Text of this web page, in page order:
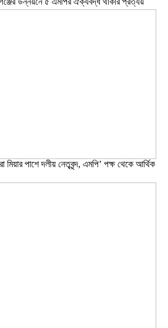
মিয়ার পাশে দলীয় নেতৃবৃন্দ, এমপি’ পক্ষ থেকে আর্থিক